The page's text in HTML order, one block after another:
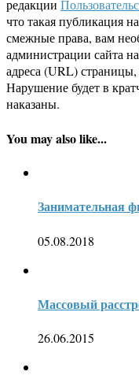
редакции
что такая публикация
смежные права, вам
администрации сайта
адреса (URL)
Нарушение будет в
наказаны.
You may also like...
Занимательная
05.08.2018
Массовый
26.06.2015